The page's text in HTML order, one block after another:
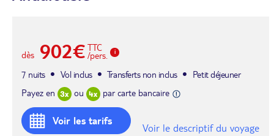
dès 902€ TTC
/pers.
7 nuits
Vol inclus Transferts non inclus
Petit déjeuner
Payez en
ou par carte bancaire
Voir les tarifs
Voir le descriptif du voyage